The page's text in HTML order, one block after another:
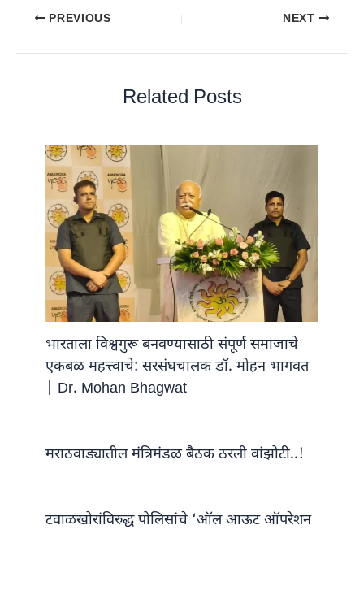
PREVIOUS NEXT
Related Posts
भारताला विश्वगुरू बनवण्यासाठी संपूर्ण समाजाचे
एकबळ महत्त्वाचे: सरसंघचालक डॉ. मोहन भागवत
| Dr. Mohan Bhagwat
मराठवाड्यातील मंत्रिमंडळ बैठक ठरली वांझोटी..!
टवाळखोरांविरुद्ध पोलिसांचे ‘ऑल आऊट ऑपरेशन